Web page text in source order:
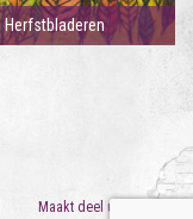
Herfstbladeren
Maakt deel uit van